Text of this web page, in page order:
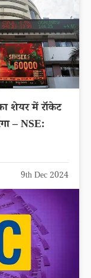
शेयर में रॉकेट
– NSE:
9th Dec 2024